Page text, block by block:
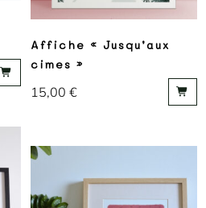
Affiche « Jusqu’aux
cimes »
15,00€